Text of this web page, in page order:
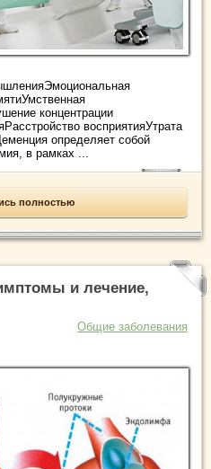
концентрации
восприятияУтрата
определяет собой
в рамках ...
полностью
и лечение,
Общие заболевания